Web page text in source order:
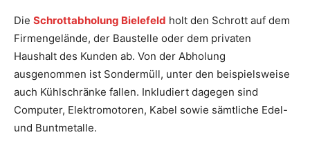
Die Schrottabholung Bielefeld holt den Schrott auf dem
Firmengelände, der Baustelle oder dem privaten
Haushalt des Kunden ab. Von der Abholung
ausgenommen ist Sondermüll, unter den beispielsweise
auch Kühlschränke fallen. Inkludiert dagegen sind
Computer, Elektromotoren, Kabel sowie sämtliche Edel-
und Buntmetalle.